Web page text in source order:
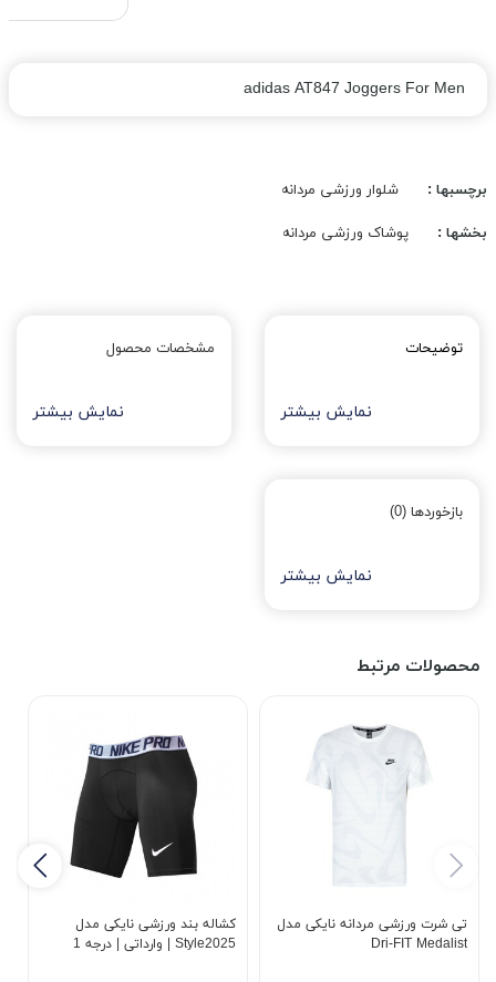
adidas AT847 Joggers For Men
برچسبها : شلوار ورزشی مردانه
بخشها : پوشاک ورزشی مردانه
توضیحات
نمایش بیشتر
مشخصات محصول
نمایش بیشتر
بازخوردها (0)
نمایش بیشتر
محصولات مرتبط
تی شرت ورزشی مردانه نایکی مدل
Dri-FIT Medalist
کشاله بند ورزشی نایکی مدل
Style2025 | وارداتی | درجه 1